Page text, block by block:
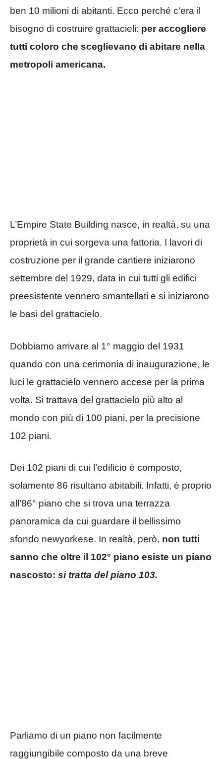
ben 10 milioni di abitanti. Ecco perché c’era il
bisogno di costruire grattacieli: per accogliere
tutti coloro che sceglievano di abitare nella
metropoli americana.
L’Empire State Building nasce, in realtà, su una
proprietà in cui sorgeva una fattoria. I lavori di
costruzione per il grande cantiere iniziarono
settembre del 1929, data in cui tutti gli edifici
preesistente vennero smantellati e si iniziarono
le basi del grattacielo.
Dobbiamo arrivare al 1° maggio del 1931
quando con una cerimonia di inaugurazione, le
luci le grattacielo vennero accese per la prima
volta. Si trattava del grattacielo più alto al
mondo con più di 100 piani, per la precisione
102 piani.
Dei 102 piani di cui l’edificio è composto,
solamente 86 risultano abitabili. Infatti, è proprio
all’86° piano che si trova una terrazza
panoramica da cui guardare il bellissimo
sfondo newyorkese. In realtà, però, non tutti
sanno che oltre il 102° piano esiste un piano
nascosto: si tratta del piano 103.
Parliamo di un piano non facilmente
raggiungibile composto da una breve